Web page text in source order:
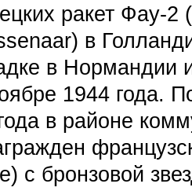
ракет Фау-2
в
в Нормандии
1944 года.
в районе
с бронзовой